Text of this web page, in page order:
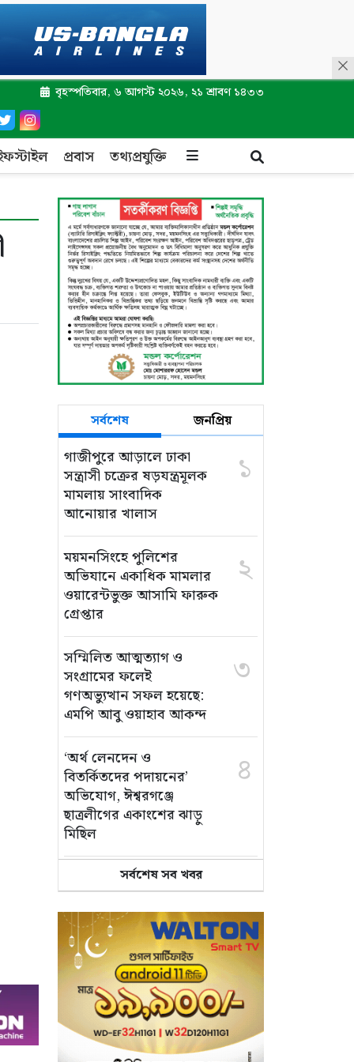
বৃহস্পতিবার, ৬ আগস্ট ২০২৬, ২১ শ্রাবণ ১৪৩৩
প্রবাস তথ্যপ্রযুক্তি
সর্বশেষ জনপ্রিয়
গাজীপুরে আড়ালে ঢাকা
সন্ত্রাসী চক্রের ষড়যন্ত্রমূলক
মামলায় সাংবাদিক
আনোয়ার খালাস
১
ময়মনসিংহে পুলিশের
অভিযানে একাধিক মামলার
ওয়ারেন্টভুক্ত আসামি ফারুক
গ্রেপ্তার
২
সম্মিলিত আত্মত্যাগ ও
সংগ্রামের ফলেই
গণঅভ্যুত্থান সফল হয়েছে:
এমপি আবু ওয়াহাব আকন্দ
৩
‘অর্থ লেনদেন ও
বিতর্কিতদের পদায়নের’
অভিযোগ, ঈশ্বরগঞ্জে
ছাত্রলীগের একাংশের ঝাড়ু
মিছিল
৪
মানসম্মত শিক্ষা নিশ্চিতে
শ্যামপুরে তৎপর শিক্ষা
অফিসার শাপলা খানম
৫
তাৎক্ষণিক খাদ্য পরীক্ষা
নিশ্চিত করবে ভ্রাম্যমাণ
পরীক্ষাগার: এস এম হুমায়ূন
৬
সর্বশেষ সব খবর